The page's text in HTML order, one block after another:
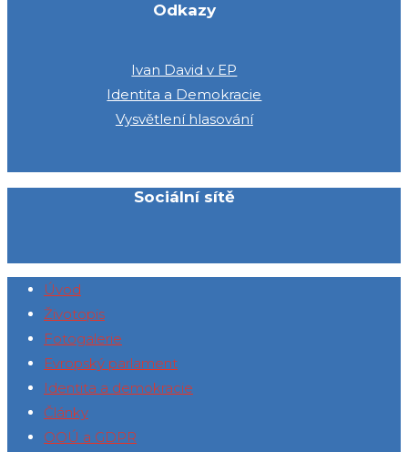
Odkazy
Ivan David v EP
Identita a Demokracie
Vysvětlení hlasování
Sociální sítě
Úvod
Životopis
Fotogalerie
Evropský parlament
Identita a demokracie
Články
OOÚ a GDPR